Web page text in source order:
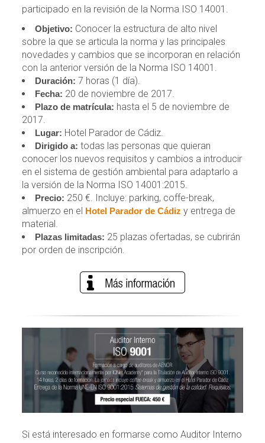
participado en la revisión de la Norma ISO 14001.
Objetivo: Conocer la estructura de alto nivel
sobre la que se articula la norma y las principales
novedades y cambios que se incorporan en relación
con la anterior versión de la Norma ISO 14001.
Duración: 7 horas (1 día).
Fecha: 20 de noviembre de 2017.
Plazo de matrícula: hasta el 5 de noviembre de
2017.
Lugar: Hotel Parador de Cádiz.
Dirigido a: todas las personas que quieran
conocer los nuevos requisitos y cambios a introducir
en el sistema de gestión ambiental para adaptarlo a
la versión de la Norma ISO 14001:2015.
Precio: 250 €. Incluye: parking, coffe-break,
almuerzo en el Hotel Parador de Cádiz y entrega de
material.
Plazas limitadas: 25 plazas ofertadas, se cubrirán
por orden de inscripción.
Si está interesado en formarse como Auditor Interno